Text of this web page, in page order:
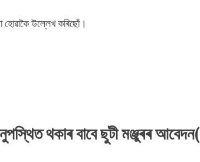
উল্লেখ কৰিছোঁ।
থকাৰ বাবে ছুটী মঞ্জুৰৰ আবেদন(